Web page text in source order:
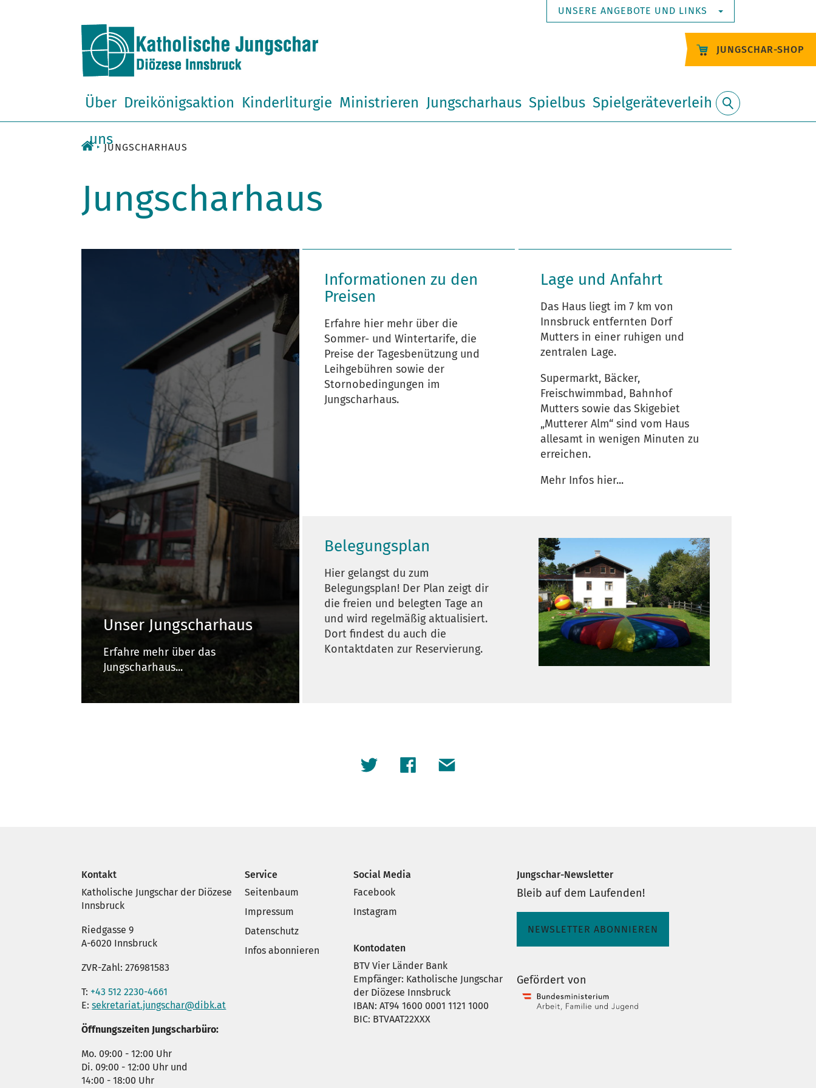
JUNGSCHAR-SHOP
UNSERE ANGEBOTE UND LINKS
Über
uns
Dreikönigsaktion Kinderliturgie Ministrieren Jungscharhaus Spielbus Spielgeräteverleih
JUNGSCHARHAUS
Jungscharhaus
Unser Jungscharhaus
Erfahre mehr über das
Jungscharhaus...
Informationen zu den
Preisen
Erfahre hier mehr über die
Sommer- und Wintertarife, die
Preise der Tagesbenützung und
Leihgebühren sowie der
Stornobedingungen im
Jungscharhaus.
Lage und Anfahrt
Das Haus liegt im 7 km von
Innsbruck entfernten Dorf
Mutters in einer ruhigen und
zentralen Lage.
Supermarkt, Bäcker,
Freischwimmbad, Bahnhof
Mutters sowie das Skigebiet
„Mutterer Alm“ sind vom Haus
allesamt in wenigen Minuten zu
erreichen.
Mehr Infos hier...
Belegungsplan
Hier gelangst du zum
Belegungsplan! Der Plan zeigt dir
die freien und belegten Tage an
und wird regelmäßig aktualisiert.
Dort findest du auch die
Kontaktdaten zur Reservierung.
Kontakt
Katholische Jungschar der Diözese
Innsbruck
Riedgasse 9
A-6020 Innsbruck
ZVR-Zahl: 276981583
T: +43 512 2230-4661
E:sekretariat.jungschar@dibk.at
Öffnungszeiten Jungscharbüro:
Mo. 09:00 - 12:00 Uhr
Di. 09:00 - 12:00 Uhr und
14:00 - 18:00 Uhr
Service
Seitenbaum
Impressum
Datenschutz
Infos abonnieren
Social Media
Facebook
Instagram
Kontodaten
BTV Vier Länder Bank
Empfänger: Katholische Jungschar
der Diözese Innsbruck
IBAN: AT94 1600 0001 1121 1000
BIC: BTVAAT22XXX
Jungschar-Newsletter
Bleib auf dem Laufenden!
NEWSLETTER ABONNIEREN
Gefördert von